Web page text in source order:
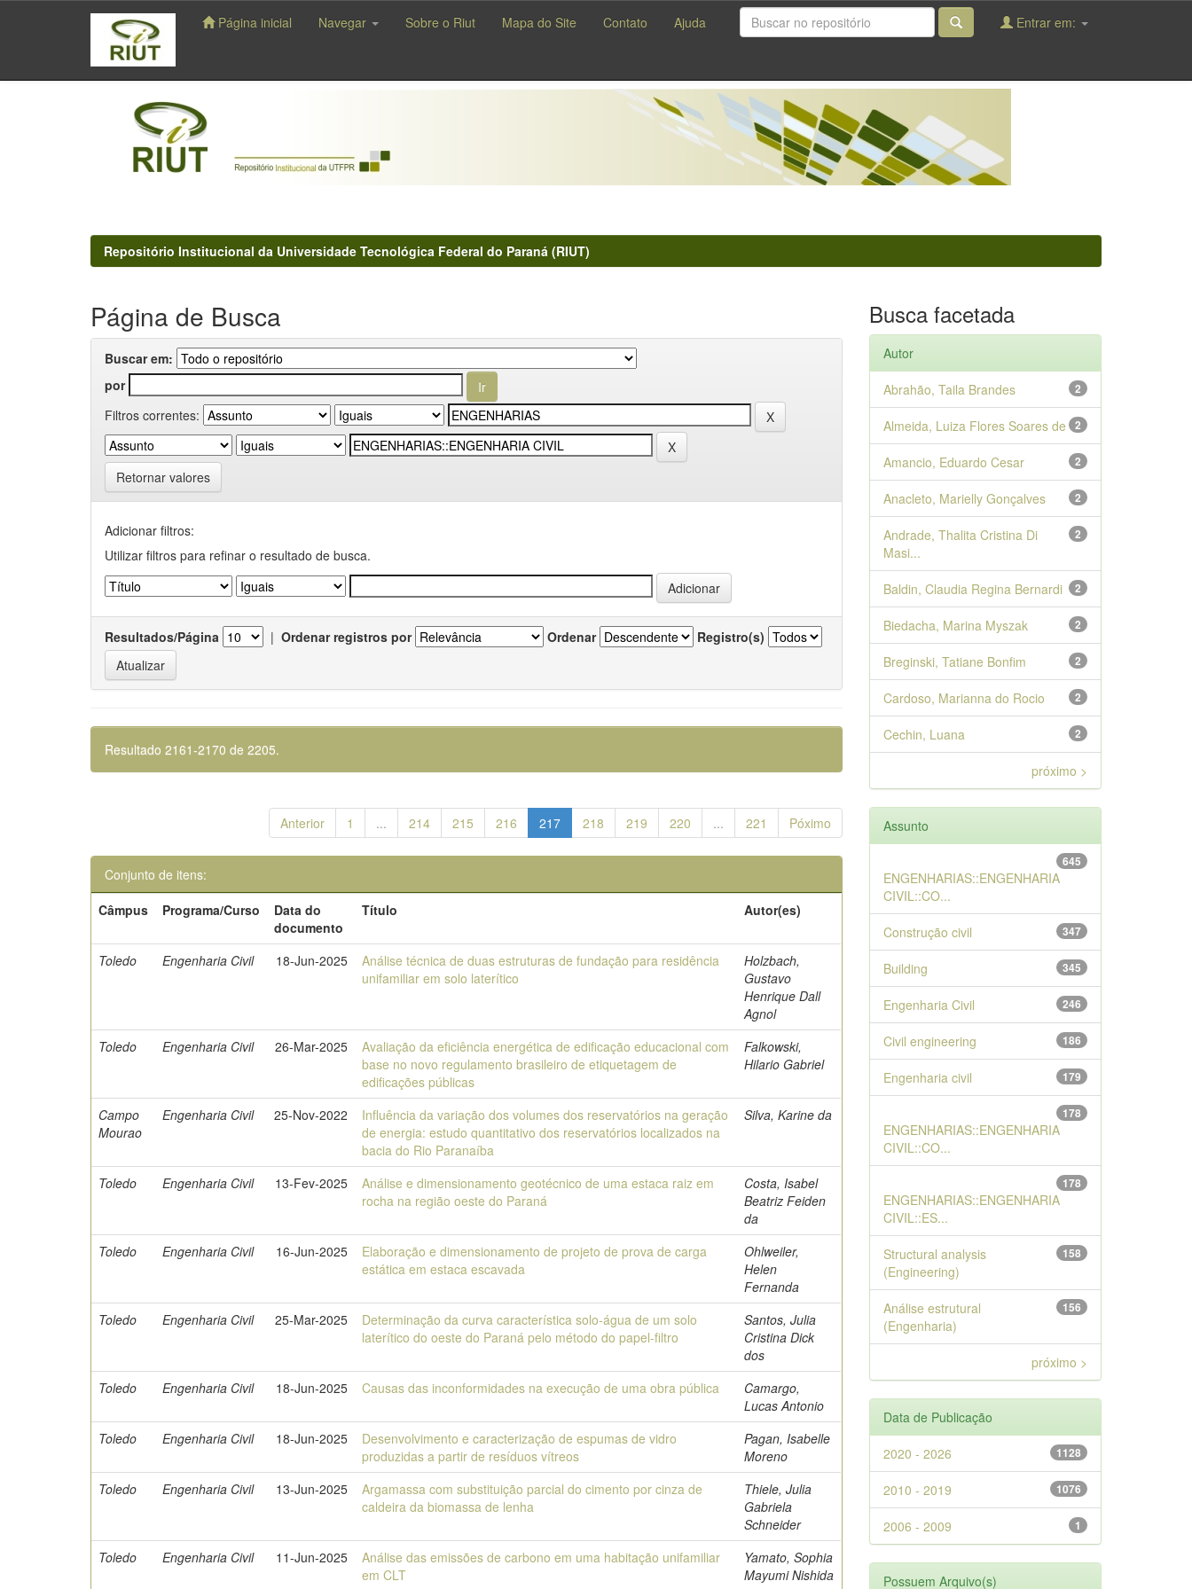
navigation
Página inicial Navegar Sobre o Riut Mapa do Site Contato Ajuda Entrar em:
Repositório Institucional da Universidade Tecnológica Federal do Paraná (RIUT)
Página de Busca
Buscar em:
por
Filtros correntes:
Retornar valores
Adicionar filtros:
Utilizar filtros para refinar o resultado de busca.
Resultados/Página | Ordenar registros por Ordenar Registro(s)
Resultado 2161-2170 de 2205.
Anterior 1 ... 214 215 216 217 218 219 220 ... 221 Póximo
Conjunto de itens:
Câmpus
Programa/Curso
Data do
documento
Título Autor(es)
Toledo Engenharia Civil 18-Jun-2025
Análise técnica de duas estruturas de fundação para residência
unifamiliar em solo laterítico
Holzbach,
Gustavo
Henrique Dall
Agnol
Toledo
Engenharia Civil 26-Mar-2025
Avaliação da eficiência energética de edificação educacional com
base no novo regulamento brasileiro de etiquetagem de
edificações públicas
Falkowski,
Hilario Gabriel
Campo
Mourao
Engenharia Civil 25-Nov-2022
Influência da variação dos volumes dos reservatórios na geração
de energia: estudo quantitativo dos reservatórios localizados na
bacia do Rio Paranaíba
Silva, Karine da
Toledo Engenharia Civil 13-Fev-2025
Análise e dimensionamento geotécnico de uma estaca raiz em
rocha na região oeste do Paraná
Costa, Isabel
Beatriz Feiden
da
Toledo
Engenharia Civil 16-Jun-2025
Elaboração e dimensionamento de projeto de prova de carga
estática em estaca escavada
Ohlweiler,
Helen
Fernanda
Toledo
Engenharia Civil 25-Mar-2025
Determinação da curva característica solo-água de um solo
laterítico do oeste do Paraná pelo método do papel-filtro
Santos, Julia
Cristina Dick
dos
Toledo
Engenharia Civil 18-Jun-2025 Causas das inconformidades na execução de uma obra pública
Camargo,
Lucas Antonio
Toledo
Engenharia Civil 18-Jun-2025
Desenvolvimento e caracterização de espumas de vidro
produzidas a partir de resíduos vítreos
Pagan, Isabelle
Moreno
Toledo
Engenharia Civil 13-Jun-2025
Argamassa com substituição parcial do cimento por cinza de
caldeira da biomassa de lenha
Thiele, Julia
Gabriela
Schneider
Toledo
Engenharia Civil 11-Jun-2025
Análise das emissões de carbono em uma habitação unifamiliar
em CLT
Yamato, Sophia
Mayumi Nishida
Busca facetada
Autor
2
Abrahão, Taila Brandes
2
Almeida, Luiza Flores Soares de
2
Amancio, Eduardo Cesar
2
Anacleto, Marielly Gonçalves
2
Andrade, Thalita Cristina Di
Masi...
2
Baldin, Claudia Regina Bernardi
2
Biedacha, Marina Myszak
2
Breginski, Tatiane Bonfim
2
Cardoso, Marianna do Rocio
2
Cechin, Luana
próximo >
Assunto
645
ENGENHARIAS::ENGENHARIA
CIVIL::CO...
347
Construção civil
345
Building
246
Engenharia Civil
186
Civil engineering
179
Engenharia civil
178
ENGENHARIAS::ENGENHARIA
CIVIL::CO...
178
ENGENHARIAS::ENGENHARIA
CIVIL::ES...
158
Structural analysis
(Engineering)
156
Análise estrutural
(Engenharia)
próximo >
Data de Publicação
1128
2020 - 2026
1076
2010 - 2019
1
2006 - 2009
Possuem Arquivo(s)